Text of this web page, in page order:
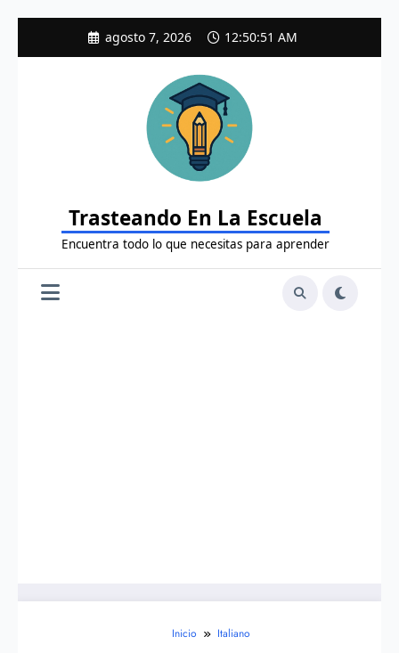
agosto 7, 2026 12:50:52 AM
Trasteando En La Escuela
Encuentra todo lo que necesitas para aprender
Inicio
Italiano